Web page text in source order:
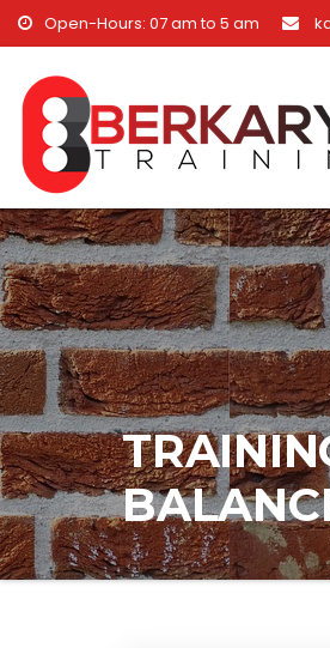
Skip to content
Open-Hours: 07 am to 5 am